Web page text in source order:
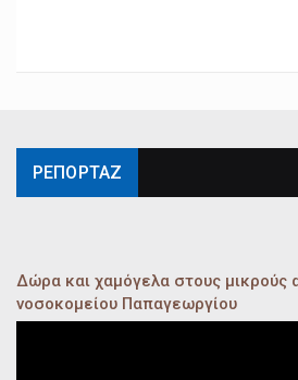
ΡΕΠΟΡΤΑΖ
Δώρα και χαμόγελα στους μικρούς
νοσοκομείου Παπαγεωργίου